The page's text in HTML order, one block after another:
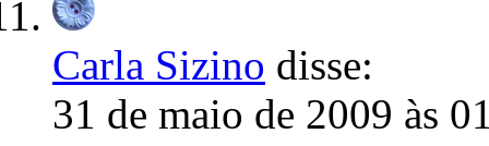
Carla Sizino disse:
31 de maio de 2009 às